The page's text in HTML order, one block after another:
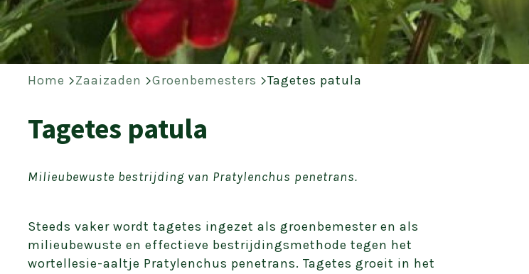
Home Zaaizaden Groenbemesters Tagetes patula
Tagetes patula
Milieubewuste bestrijding van Pratylenchus penetrans.
Steeds vaker wordt tagetes ingezet als groenbemester en als
milieubewuste en effectieve bestrijdingsmethode tegen het
wortellesie-aaltje Pratylenchus penetrans. Tagetes groeit in het